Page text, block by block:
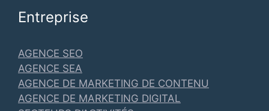
Entreprise
AGENCE SEO
AGENCE SEA
AGENCE DE MARKETING DE CONTENU
AGENCE DE MARKETING DIGITAL